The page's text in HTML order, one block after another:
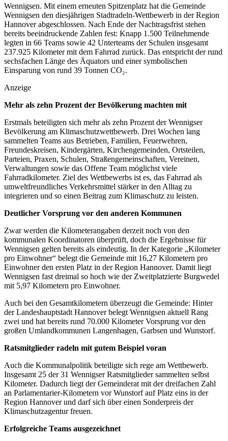
Wennigsen. Mit einem erneuten Spitzenplatz hat die Gemeinde
Wennigsen den diesjährigen Stadtradeln-Wettbewerb in der Region
Hannover abgeschlossen. Nach Ende der Nachtragsfrist stehen
bereits beeindruckende Zahlen fest: Knapp 1.500 Teilnehmende
legten in 66 Teams sowie 42 Unterteams der Schulen insgesamt
237.925 Kilometer mit dem Fahrrad zurück. Das entspricht der rund
sechsfachen Länge des Äquators und einer symbolischen
Einsparung von rund 39 Tonnen CO₂.
Anzeige
Mehr als zehn Prozent der Bevölkerung machten mit
Erstmals beteiligten sich mehr als zehn Prozent der Wennigser
Bevölkerung am Klimaschutzwettbewerb. Drei Wochen lang
sammelten Teams aus Betrieben, Familien, Feuerwehren,
Freundeskreisen, Kindergärten, Kirchengemeinden, Ortsteilen,
Parteien, Praxen, Schulen, Straßengemeinschaften, Vereinen,
Verwaltungen sowie das Offene Team möglichst viele
Fahrradkilometer. Ziel des Wettbewerbs ist es, das Fahrrad als
umweltfreundliches Verkehrsmittel stärker in den Alltag zu
integrieren und so einen Beitrag zum Klimaschutz zu leisten.
Deutlicher Vorsprung vor den anderen Kommunen
Zwar werden die Kilometerangaben derzeit noch von den
kommunalen Koordinatoren überprüft, doch die Ergebnisse für
Wennigsen gelten bereits als eindeutig. In der Kategorie „Kilometer
pro Einwohner“ belegt die Gemeinde mit 16,27 Kilometern pro
Einwohner den ersten Platz in der Region Hannover. Damit liegt
Wennigsen fast dreimal so hoch wie der Zweitplatzierte Burgwedel
mit 5,97 Kilometern pro Einwohner.
Auch bei den Gesamtkilometern überzeugt die Gemeinde: Hinter
der Landeshauptstadt Hannover belegt Wennigsen aktuell Rang
zwei und hat bereits rund 70.000 Kilometer Vorsprung vor den
großen Umlandkommunen Langenhagen, Garbsen und Wunstorf.
Ratsmitglieder radeln mit gutem Beispiel voran
Auch die Kommunalpolitik beteiligte sich rege am Wettbewerb.
Insgesamt 25 der 31 Wennigser Ratsmitglieder sammelten selbst
Kilometer. Dadurch liegt der Gemeinderat mit der dreifachen Zahl
an Parlamentarier-Kilometern vor Wunstorf auf Platz eins in der
Region Hannover und darf sich über einen Sonderpreis der
Klimaschutzagentur freuen.
Erfolgreiche Teams ausgezeichnet